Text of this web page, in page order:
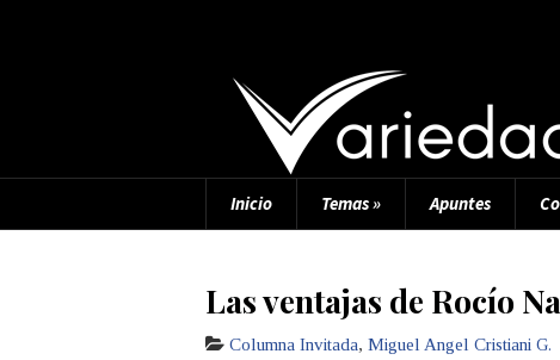
Inicio Temas» Apuntes
Las ventajas de Rocío
Columna Invitada, Miguel Angel Cristiani G.